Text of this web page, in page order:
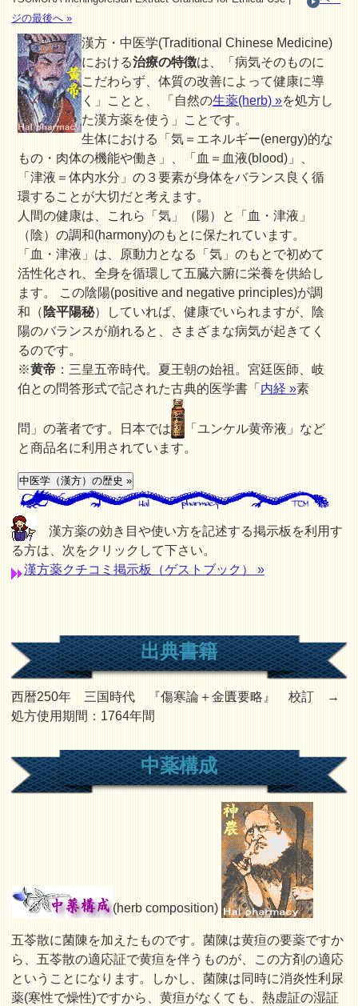
ジの最後へ »
漢方・中医学(Traditional Chinese Medicine)
における治療の特徴は、「病気そのものに
こだわらず、体質の改善によって健康に導
く」ことと、 「自然の生薬(herb) »を処方し
た漢方薬を使う」ことです。
生体における「気＝エネルギー(energy)的な
もの・肉体の機能や働き」、「血＝血液(blood)」、
「津液＝体内水分」の３要素が身体をバランス良く循
環することが大切だと考えます。
人間の健康は、これら
「気」（陽） と
「血・津液」
（陰）の調和(harmony)のもとに保たれています。
「血・津液」は、原動力となる「気」のもとで初めて
活性化され、全身を循環して五臓六腑に栄養を供給し
ます。 この陰陽(positive and negative principles)が調
和（ 陰平陽秘）していれば、健康でいられますが、陰
陽のバランスが崩れると、さまざまな病気が起きてく
るのです。
※黄帝 ：三皇五帝時代。夏王朝の始祖。宮廷医師、岐
伯との問答形式で記された古典的医学書「 内経 »素
問」の著者です。日本では
「ユンケル黄帝液」など
と商品名に利用されています。
漢方薬の効き目や使い方を記述する掲示板を利用す
る方は、次をクリックして下さい。
漢方薬クチコミ掲示板（ゲストブック） »
出典書籍
西暦250年 三国時代 『傷寒論＋金匱要略』 校訂 →
処方使用期間：1764年間
中薬構成
(herb composition)
五苓散に菌陳を加えたものです。菌陳は黄疸の要薬ですか
ら、五苓散の適応証で黄疸を伴うものが、この方剤の適応
ということになります。しかし、菌陳は同時に消炎性利尿
薬(寒性で燥性)ですから、黄疸がなくても、熱虚証の湿証